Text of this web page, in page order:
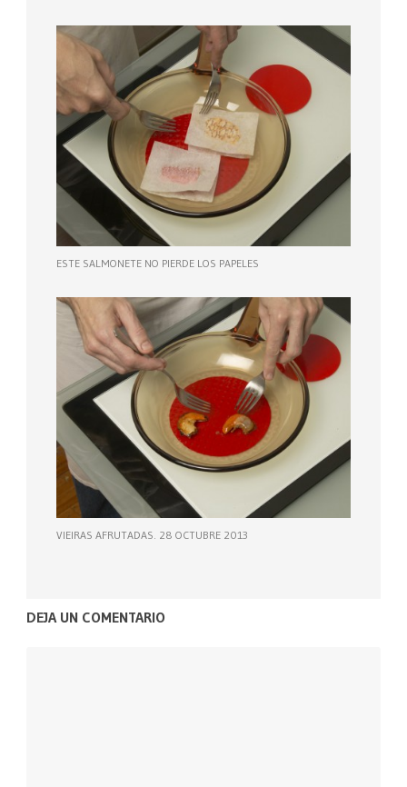
ESTE SALMONETE NO PIERDE LOS PAPELES
VIEIRAS AFRUTADAS. 28 OCTUBRE 2013
DEJA UN COMENTARIO